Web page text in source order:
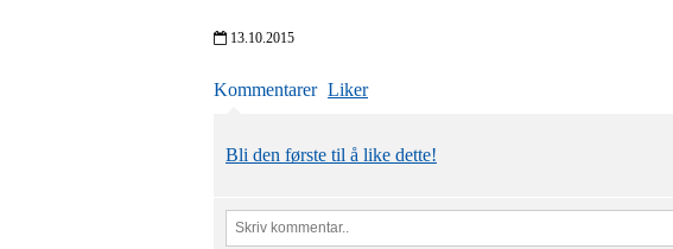
13.10.2015
Kommentarer Liker
Bli den første til å like dette!